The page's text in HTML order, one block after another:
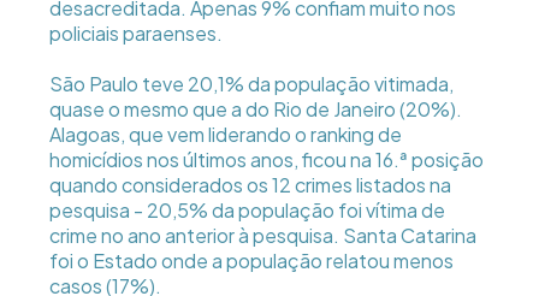
desacreditada. Apenas 9% confiam muito nos
policiais paraenses.
São Paulo teve 20,1% da população vitimada,
quase o mesmo que a do Rio de Janeiro (20%).
Alagoas, que vem liderando o ranking de
homicídios nos últimos anos, ficou na 16.ª posição
quando considerados os 12 crimes listados na
pesquisa - 20,5% da população foi vítima de
crime no ano anterior à pesquisa. Santa Catarina
foi o Estado onde a população relatou menos
casos (17%).